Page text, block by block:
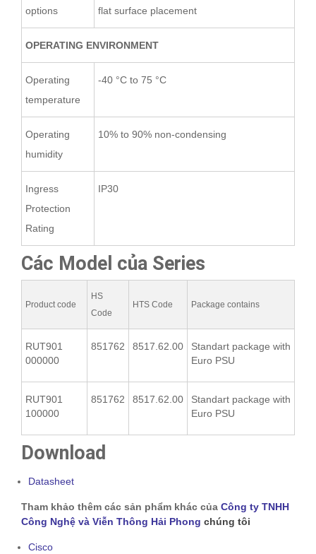
options flat surface placement
OPERATING ENVIRONMENT
Operating
temperature
-40 °C to 75 °C
Operating
humidity
10% to 90% non-condensing
Ingress
Protection
Rating
IP30
Các Model của Series
Product code
HS
Code
HTS Code Package contains
RUT901
000000
851762 8517.62.00
Standart package with
Euro PSU
RUT901
100000
851762 8517.62.00
Standart package with
Euro PSU
Download
Datasheet
Tham khảo thêm các sản phẩm khác của Công ty TNHH
Công Nghệ và Viễn Thông Hải Phong chúng tôi
Cisco